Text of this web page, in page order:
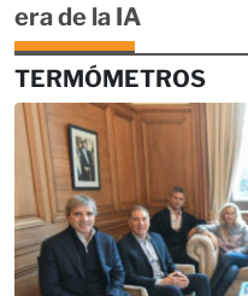
era de la IA
TERMÓMETROS